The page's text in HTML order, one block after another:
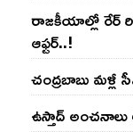
రాజ‌కీయాల్లో రేర్
ఆఫ్ట‌ర్‌..!
చంద్ర‌బాబు
ఉస్తాద్